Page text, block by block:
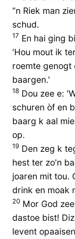
“n Riek man
schud.
17 En hai ging
'Hou mout ik
roemte genogt
baargen.'
18 Dou zee e:
schuren òf en
baarg k aal
op.
19 Den zeg k
hest ter zo'n
joaren mit tou.
drink en moak
20 Mor God
dastoe bist!
levent